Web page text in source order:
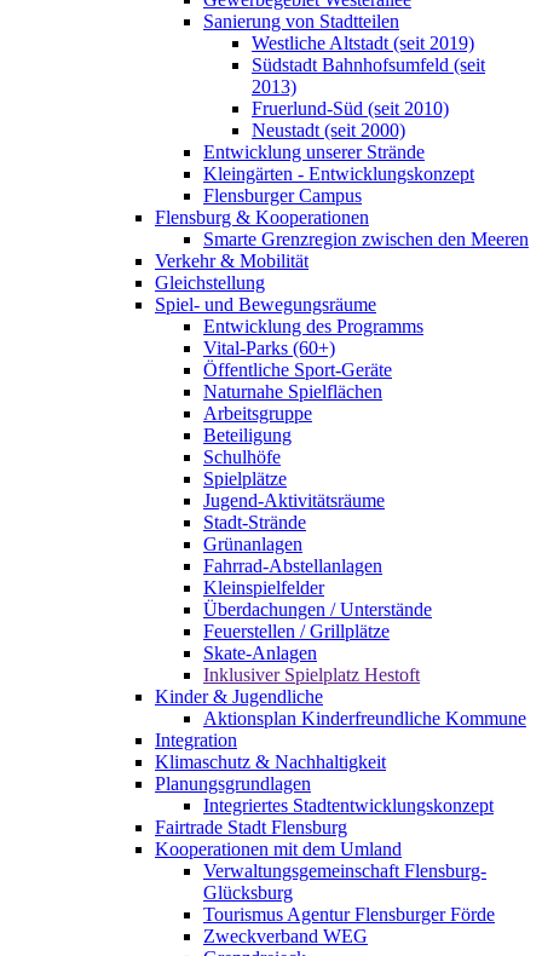
Sanierung von Stadtteilen
Westliche Altstadt (seit 2019)
Südstadt Bahnhofsumfeld (seit
2013)
Fruerlund-Süd (seit 2010)
Neustadt (seit 2000)
Entwicklung unserer Strände
Kleingärten - Entwicklungskonzept
Flensburger Campus
Flensburg & Kooperationen
Smarte Grenzregion zwischen den Meeren
Verkehr & Mobilität
Gleichstellung
Spiel- und Bewegungsräume
Entwicklung des Programms
Vital-Parks (60+)
Öffentliche Sport-Geräte
Naturnahe Spielflächen
Arbeitsgruppe
Beteiligung
Schulhöfe
Spielplätze
Jugend-Aktivitätsräume
Stadt-Strände
Grünanlagen
Fahrrad-Abstellanlagen
Kleinspielfelder
Überdachungen / Unterstände
Feuerstellen / Grillplätze
Skate-Anlagen
Inklusiver Spielplatz Hestoft
Kinder & Jugendliche
Aktionsplan Kinderfreundliche Kommune
Integration
Klimaschutz & Nachhaltigkeit
Planungsgrundlagen
Integriertes Stadtentwicklungskonzept
Fairtrade Stadt Flensburg
Kooperationen mit dem Umland
Verwaltungsgemeinschaft Flensburg-
Glücksburg
Tourismus Agentur Flensburger Förde
Zweckverband WEG